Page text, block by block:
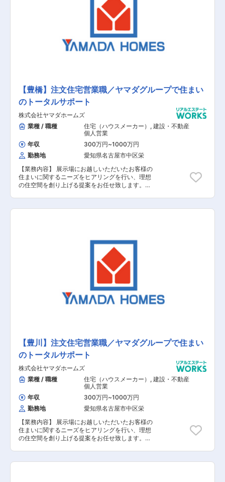
最大手である「ヤマダ」ホールディングスの不動
産領域を担当する同社での募集となります。ヤマ
ダホールディングスグループのグループシナジー
を活用した集客導線が確立されており、安定して
働くことが可能です。また、飛び込み営業はほと
んどなく、展示場にお越しいただいたお客様や資
料請求されたお客様の対応が主になります。
【豊橋】注文住宅営業職／ヤマダグループで住まい
のトータルサポート
株式会社ヤマダホームズ
業種 / 職種
住宅（ハウスメーカー） , 建設・不動産
個人営業
年収
300万円~1000万円
勤務地
愛知県名古屋市中区栄
【業務内容】 展示場にお越しいただいたお客様の
住まいに関するニーズをヒアリングを行い、理想
の住空間を創り上げる提案をお任せ致します。土
す。 【具体的な業務内容】 ■展示場へお越しい
の調査 ■契約関連の事務作業 ■引き渡し後のアフ
最大手である「ヤマダ」ホールディングスの不動
産領域を担当する同社での募集となります。ヤマ
ダホールディングスグループのグループシナジー
を活用した集客導線が確立されており、安定して
働くことが可能です。また、飛び込み営業はほと
んどなく、展示場にお越しいただいたお客様や資
料請求されたお客様の対応が主になります。
【豊川】注文住宅営業職／ヤマダグループで住まい
のトータルサポート
株式会社ヤマダホームズ
業種 / 職種
住宅（ハウスメーカー） , 建設・不動産
個人営業
年収
300万円~1000万円
勤務地
愛知県名古屋市中区栄
【業務内容】 展示場にお越しいただいたお客様の
住まいに関するニーズをヒアリングを行い、理想
の住空間を創り上げる提案をお任せ致します。土
す。 【具体的な業務内容】 ■展示場へお越しい